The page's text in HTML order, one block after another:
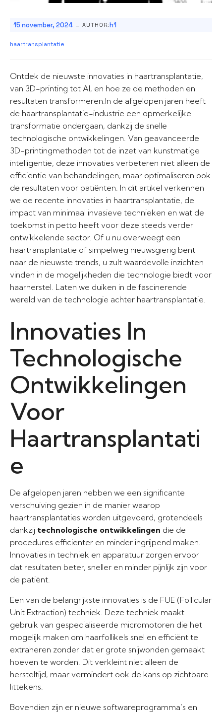
15 november, 2024 - AUTHOR:h1
haartransplantatie
Ontdek de nieuwste innovaties in haartransplantatie,
van 3D-printing tot AI, en hoe ze de methoden en
resultaten transformeren.In de afgelopen jaren heeft
de haartransplantatie-industrie een opmerkelijke
transformatie ondergaan, dankzij de snelle
technologische ontwikkelingen. Van geavanceerde
3D-printingmethoden tot de inzet van kunstmatige
intelligentie, deze innovaties verbeteren niet alleen de
efficiëntie van behandelingen, maar optimaliseren ook
de resultaten voor patiënten. In dit artikel verkennen
we de recente innovaties in haartransplantatie, de
impact van minimaal invasieve technieken en wat de
toekomst in petto heeft voor deze steeds verder
ontwikkelende sector. Of u nu overweegt een
haartransplantatie of simpelweg nieuwsgierig bent
naar de nieuwste trends, u zult waardevolle inzichten
vinden in de mogelijkheden die technologie biedt voor
haarherstel. Laten we duiken in de fascinerende
wereld van de technologie achter haartransplantatie.
Innovaties In
Technologische
Ontwikkelingen
Voor
Haartransplantati
e
De afgelopen jaren hebben we een significante
verschuiving gezien in de manier waarop
haartransplantaties worden uitgevoerd, grotendeels
dankzij technologische ontwikkelingen die de
procedures efficiënter en minder ingrijpend maken.
Innovaties in techniek en apparatuur zorgen ervoor
dat resultaten beter, sneller en minder pijnlijk zijn voor
de patiënt.
Een van de belangrijkste innovaties is de FUE (Follicular
Unit Extraction) techniek. Deze techniek maakt
gebruik van gespecialiseerde micromotoren die het
mogelijk maken om haarfollikels snel en efficiënt te
extraheren zonder dat er grote snijwonden gemaakt
hoeven te worden. Dit verkleint niet alleen de
hersteltijd, maar vermindert ook de kans op zichtbare
littekens.
Bovendien zijn er nieuwe softwareprogramma’s en